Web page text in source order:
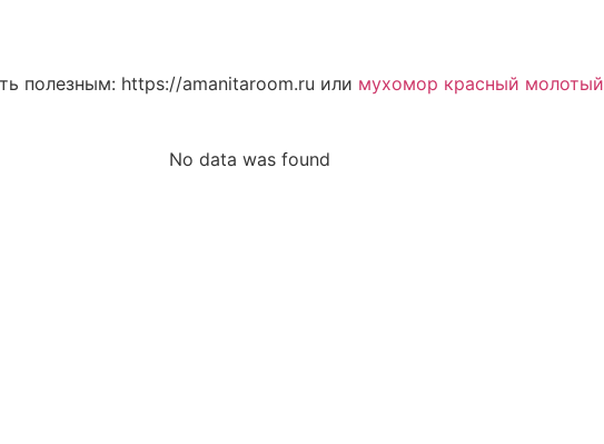
полезным: https://amanitaroom.ru или мухомор красный молотый
No data was found
Edit Patient